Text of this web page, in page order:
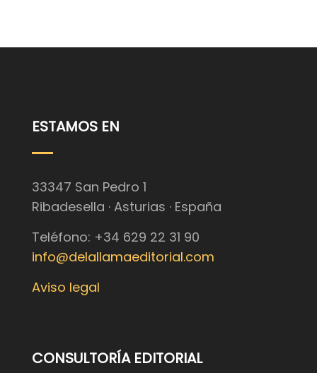
ESTAMOS EN
33347 San Pedro 1
Ribadesella · Asturias · España
Teléfono: +34 629 22 31 90
info@delallamaeditorial.com
Aviso legal
CONSULTORÍA EDITORIAL